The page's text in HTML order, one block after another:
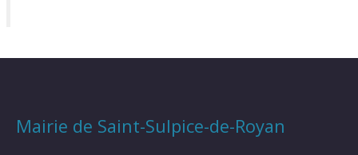
Mairie de Saint-Sulpice-de-Royan